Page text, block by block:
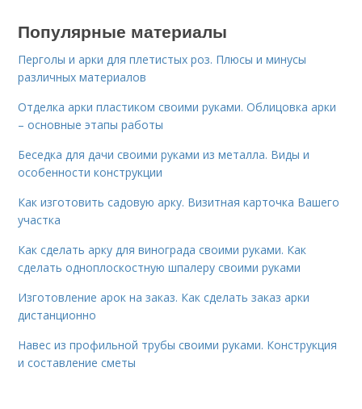
Популярные материалы
Перголы и арки для плетистых роз. Плюсы и минусы
различных материалов
Отделка арки пластиком своими руками. Облицовка арки
– основные этапы работы
Беседка для дачи своими руками из металла. Виды и
особенности конструкции
Как изготовить садовую арку. Визитная карточка Вашего
участка
Как сделать арку для винограда своими руками. Как
сделать одноплоскостную шпалеру своими руками
Изготовление арок на заказ. Как сделать заказ арки
дистанционно
Навес из профильной трубы своими руками. Конструкция
и составление сметы